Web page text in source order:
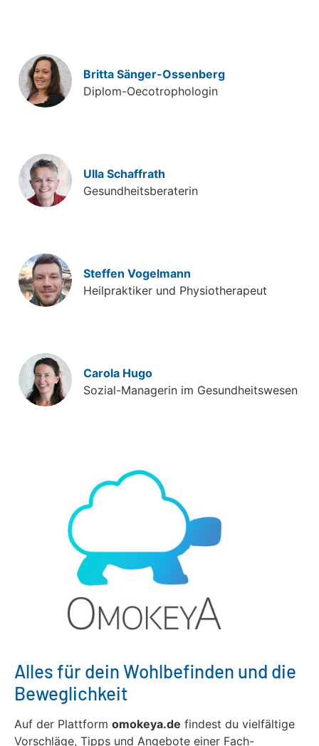
Britta Sänger-Ossenberg
Diplom-Oecotrophologin
Ulla Schaffrath
Gesundheitsberaterin
Steffen Vogelmann
Heilpraktiker und Physiotherapeut
Carola Hugo
Sozial-Managerin im Gesundheitswesen
Alles für dein Wohlbefinden und die
Beweglichkeit
Auf der Plattform omokeya.de findest du vielfältige
Vorschläge, Tipps und Angebote einer Fach-